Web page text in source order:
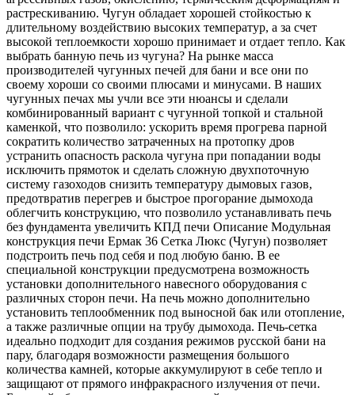
растрескиванию. Чугун обладает хорошей стойкостью к
длительному воздействию высоких температур, а за счет
высокой теплоемкости хорошо принимает и отдает тепло. Как
выбрать банную печь из чугуна? На рынке масса
производителей чугунных печей для бани и все они по
своему хороши со своими плюсами и минусами. В наших
чугунных печах мы учли все эти нюансы и сделали
комбинированный вариант с чугунной топкой и стальной
каменкой, что позволило: ускорить время прогрева парной
сократить количество затраченных на протопку дров
устранить опасность раскола чугуна при попадании воды
исключить прямоток и сделать сложную двухпоточную
систему газоходов снизить температуру дымовых газов,
предотвратив перегрев и быстрое прогорание дымохода
облегчить конструкцию, что позволило устанавливать печь
без фундамента увеличить КПД печи Описание Модульная
конструкция печи Ермак 36 Сетка Люкс (Чугун) позволяет
подстроить печь под себя и под любую баню. В ее
специальной конструкции предусмотрена возможность
установки дополнительного навесного оборудования с
различных сторон печи. На печь можно дополнительно
установить теплообменник под выносной бак или отопление,
а также различные опции на трубу дымохода. Печь-сетка
идеально подходит для создания режимов русской бани на
пару, благодаря возможности размещения большого
количества камней, которые аккумулируют в себе тепло и
защищают от прямого инфракрасного излучения от печи.